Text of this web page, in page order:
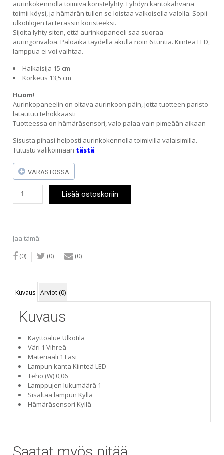
aurinkokennolla toimiva koristelyhty. Lyhdyn kantokahvana
toimii köysi, ja hämärän tullen se loistaa valkoisella valolla. Sopii
ulkotilojen tai terassin koristeeksi.
Sijoita lyhty siten, että aurinkopaneeli saa suoraa
auringonvaloa. Paloaika täydellä akulla noin 6 tuntia. Kiinteä LED,
lamppua ei voi vaihtaa.
Halkaisija 15 cm
Korkeus 13,5 cm
Huom!
Aurinkopaneelin on oltava aurinkoon päin, jotta tuotteen paristo
latautuu tehokkaasti
Tuotteessa on hämäräsensori, valo palaa vain pimeään aikaan
Sisusta pihasi helposti aurinkokennolla toimivilla valaisimilla.
Tutustu valikoimaan tästä.
VARASTOSSA
Dotte
Lisää ostoskoriin
Jaa tämä:
(0) (0) (0)
Kuvaus Arviot (0)
Kuvaus
Käyttöalue Ulkotila
Väri 1 Vihreä
Materiaali 1 Lasi
Lampun kanta Kiinteä LED
Teho (W) 0,06
Lamppujen lukumäärä 1
Sisältää lampun Kyllä
Hämäräsensori Kyllä